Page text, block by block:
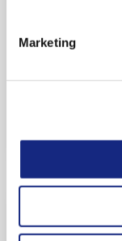
Marketing